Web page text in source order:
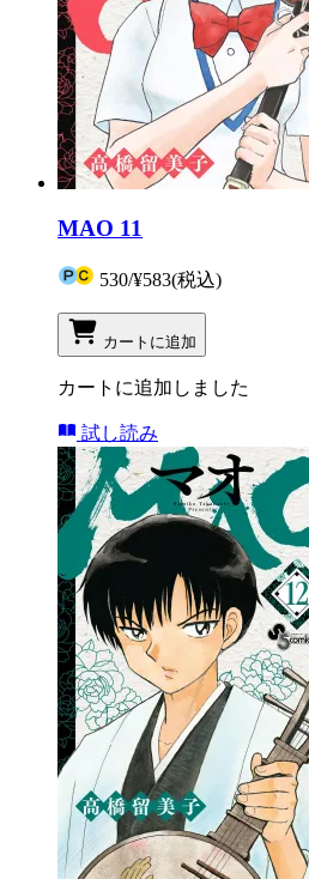
MAO 11
530/¥583(税込)
カートに追加
カートに追加しました
試し読み